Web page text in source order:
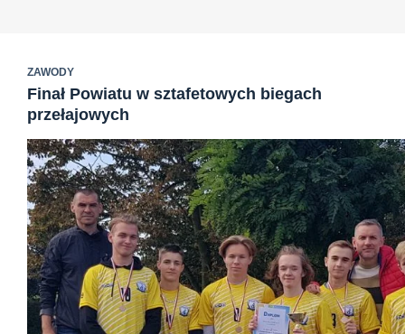
ZAWODY
Finał Powiatu w sztafetowych biegach
przełajowych